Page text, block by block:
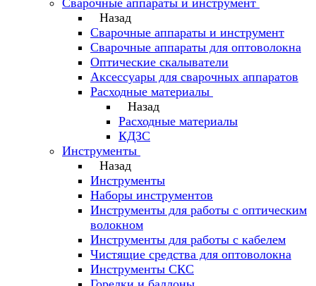
Сварочные аппараты и инструмент
Назад
Сварочные аппараты и инструмент
Сварочные аппараты для оптоволокна
Оптические скалыватели
Аксессуары для сварочных аппаратов
Расходные материалы
Назад
Расходные материалы
КДЗС
Инструменты
Назад
Инструменты
Наборы инструментов
Инструменты для работы с оптическим
волокном
Инструменты для работы с кабелем
Чистящие средства для оптоволокна
Инструменты СКС